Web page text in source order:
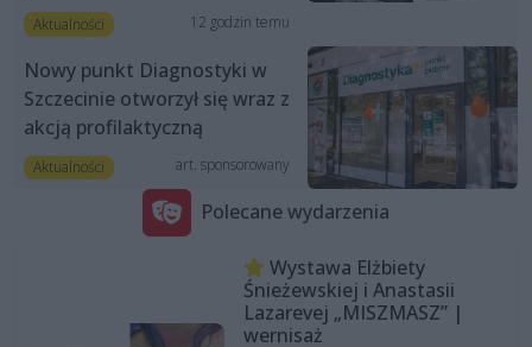
Aktualności 12 godzin temu
Nowy punkt Diagnostyki w
Szczecinie otworzył się wraz z
akcją profilaktyczną
Aktualności art. sponsorowany
Polecane wydarzenia
Wystawa Elżbiety
Śnieżewskiej i Anastasii
Lazarevej „MISZMASZ” |
wernisaż